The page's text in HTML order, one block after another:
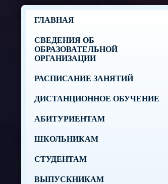
ГЛАВНАЯ
СВЕДЕНИЯ ОБ
ОБРАЗОВАТЕЛЬНОЙ
ОРГАНИЗАЦИИ
РАСПИСАНИЕ ЗАНЯТИЙ
ДИСТАНЦИОННОЕ ОБУЧЕНИЕ
АБИТУРИЕНТАМ
ШКОЛЬНИКАМ
СТУДЕНТАМ
ВЫПУСКНИКАМ